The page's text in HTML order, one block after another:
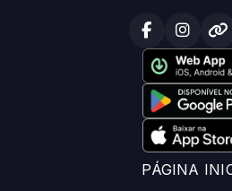
PÁGINA